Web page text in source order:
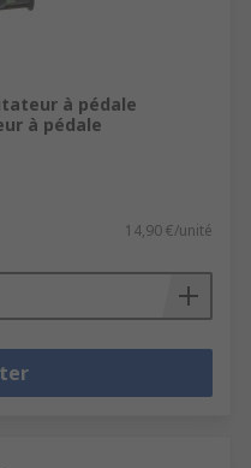
à pédale
à pédale
14,90 €/unité